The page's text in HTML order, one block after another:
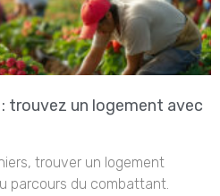
trouvez un logement avec
trouver un logement
parcours du combattant.